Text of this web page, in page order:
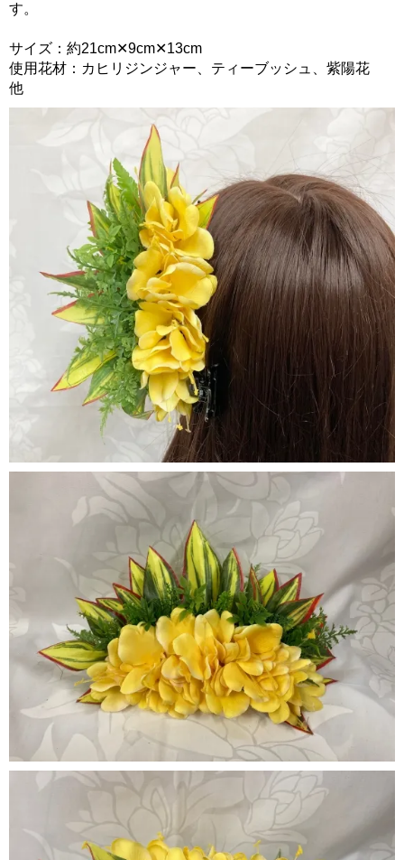
す。
サイズ：約21cm✕9cm✕13cm
使用花材：カヒリジンジャー、ティーブッシュ、紫陽花
他